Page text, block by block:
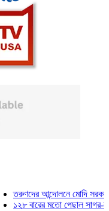
তরুণদের আন্দোলনে মোদি সরকার
১২৮ বারের মতো পেছাল সাগর-রুনি